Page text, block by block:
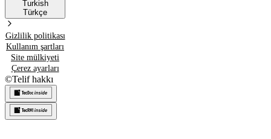
Turkish
Türkçe
Gizlilik politikası
Kullanım şartları
Site mülkiyeti
Çerez ayarları
©Telif hakkı